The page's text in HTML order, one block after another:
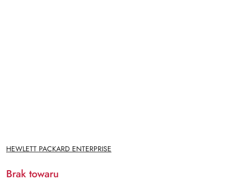
NAZWA
PRODUCENTA:
HEWLETT PACKARD ENTERPRISE
Brak towaru